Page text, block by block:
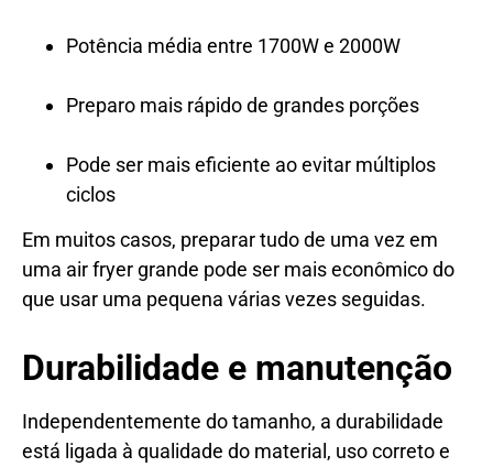
Potência média entre 1700W e 2000W
Preparo mais rápido de grandes porções
Pode ser mais eficiente ao evitar múltiplos
ciclos
Em muitos casos, preparar tudo de uma vez em
uma air fryer grande pode ser mais econômico do
que usar uma pequena várias vezes seguidas.
Durabilidade e manutenção
Independentemente do tamanho, a durabilidade
está ligada à qualidade do material, uso correto e